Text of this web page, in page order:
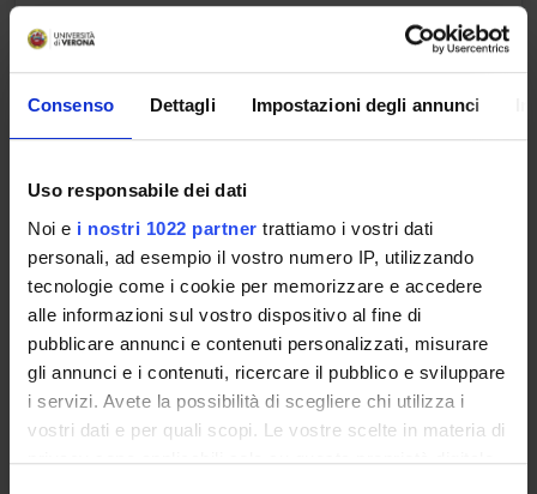
Consenso Dettagli Impostazioni degli annunci
Uso responsabile dei dati
Noi e i nostri 1022 partner trattiamo i vostri dati
personali, ad esempio il vostro numero IP, utilizzando
tecnologie come i cookie per memorizzare e accedere
alle informazioni sul vostro dispositivo al fine di
pubblicare annunci e contenuti personalizzati, misurare
gli annunci e i contenuti, ricercare il pubblico e sviluppare
i servizi. Avete la possibilità di scegliere chi utilizza i
vostri dati e per quali scopi. Le vostre scelte in materia di
privacy sono applicabili solo su questa proprietà digitale
Lessons timetable
UROLOGIA RIABILITATIVA
Credits
1
Period
2 SEMESTRE PROFESSIONI SANITARIE
Academic staff
Maria Angela Cerruto
Lessons timetable